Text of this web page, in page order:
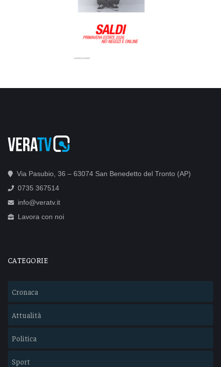
Via Pasubio, 36 – 63074 San Benedetto del Tronto (AP)
0735 367514
info@veratv.it
Lavora con noi
CATEGORIE
Cronaca
Attualità
Politica
Sport